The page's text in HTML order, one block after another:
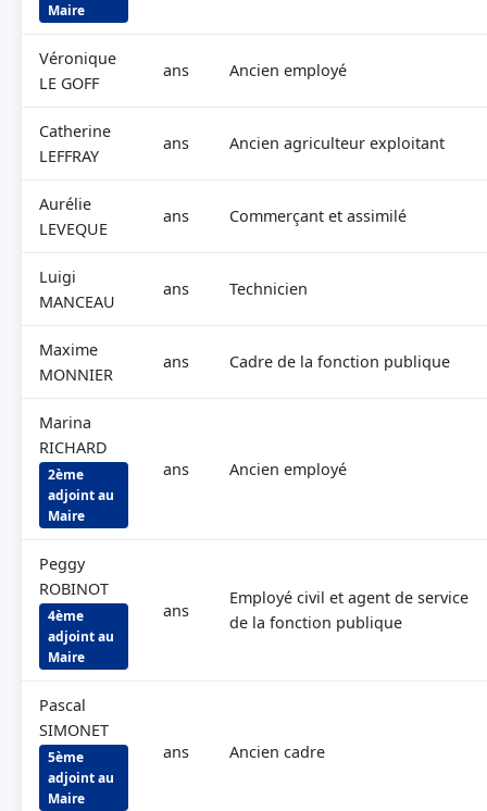
Maire
Véronique
LE GOFF
ans Ancien employé
Catherine
LEFFRAY
ans Ancien agriculteur exploitant
Aurélie
LEVEQUE
ans Commerçant et assimilé
Luigi
MANCEAU
ans Technicien
Maxime
MONNIER
ans Cadre de la fonction publique
Marina
RICHARD
2ème
adjoint au
Maire
ans Ancien employé
Peggy
ROBINOT
4ème
adjoint au
Maire
ans
Employé civil et agent de service
de la fonction publique
Pascal
SIMONET
5ème
adjoint au
Maire
ans Ancien cadre